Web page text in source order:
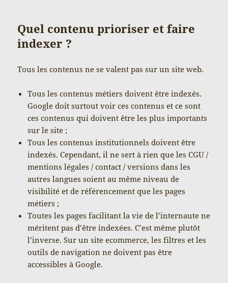
Quel contenu prioriser et faire
indexer ?
Tous les contenus ne se valent pas sur un site web.
Tous les contenus métiers doivent être indexés.
Google doit surtout voir ces contenus et ce sont
ces contenus qui doivent être les plus importants
sur le site ;
Tous les contenus institutionnels doivent être
indexés. Cependant, il ne sert à rien que les CGU /
mentions légales / contact / versions dans les
autres langues soient au même niveau de
visibilité et de référencement que les pages
métiers ;
Toutes les pages facilitant la vie de l’internaute ne
méritent pas d’être indexées. C’est même plutôt
l’inverse. Sur un site ecommerce, les filtres et les
outils de navigation ne doivent pas être
accessibles à Google.